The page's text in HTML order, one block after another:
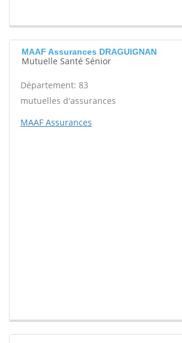
MAAF Assurances DRAGUIGNAN
Mutuelle Santé Sénior
Département: 83
mutuelles d'assurances
MAAF Assurances